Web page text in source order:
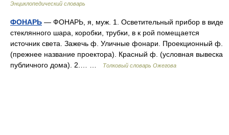
Энциклопедический словарь
ФОНАРЬ — ФОНАРЬ, я, муж. 1. Осветительный прибор в виде
стеклянного шара, коробки, трубки, в к рой помещается
источник света. Зажечь ф. Уличные фонари. Проекционный ф.
(прежнее название проектора). Красный ф. (условная вывеска
публичного дома). 2.… …
Толковый словарь Ожегова